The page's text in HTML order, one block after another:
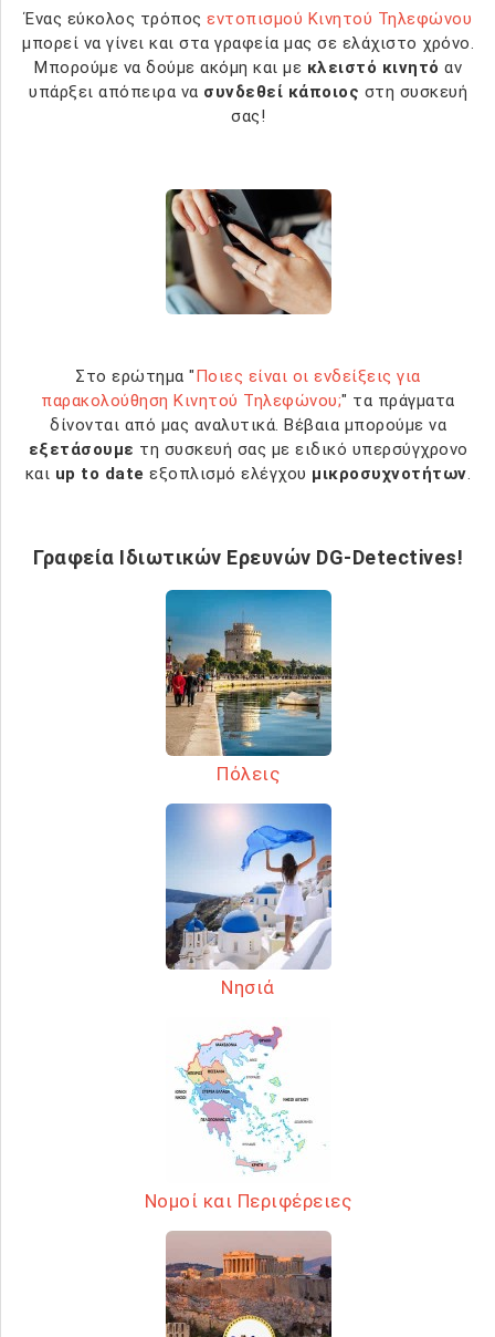
Ένας εύκολος τρόπος εντοπισμού Κινητού Τηλεφώνου
μπορεί να γίνει και στα γραφεία μας σε ελάχιστο χρόνο.
Μπορούμε να δούμε ακόμη και με κλειστό κινητό αν
υπάρξει απόπειρα να συνδεθεί κάποιος στη συσκευή
σας!
Στο ερώτημα "Ποιες είναι οι ενδείξεις για
παρακολούθηση Κινητού Τηλεφώνου;" τα πράγματα
δίνονται από μας αναλυτικά. Βέβαια μπορούμε να
εξετάσουμε τη συσκευή σας με ειδικό υπερσύγχρονο
και up to date εξοπλισμό ελέγχου μικροσυχνοτήτων.
Γραφεία Ιδιωτικών Ερευνών DG-Detectives!
Πόλεις
Νησιά
Νομοί και Περιφέρειες